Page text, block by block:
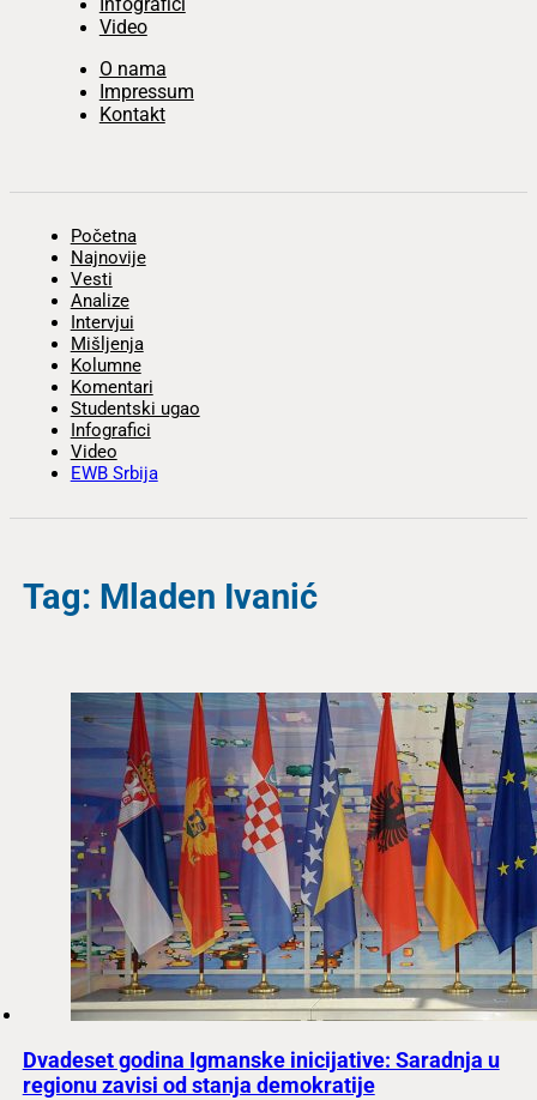
Infografici
Video
O nama
Impressum
Kontakt
Početna
Najnovije
Vesti
Analize
Intervjui
Mišljenja
Kolumne
Komentari
Studentski ugao
Infografici
Video
EWB Srbija
Tag: Mladen Ivanić
Dvadeset godina Igmanske inicijative: Saradnja u
regionu zavisi od stanja demokratije